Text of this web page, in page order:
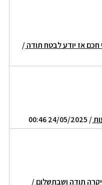
אז יודע לבטח תודה/
/ 24/05/2025 00:46
תודה ושבתשלום/